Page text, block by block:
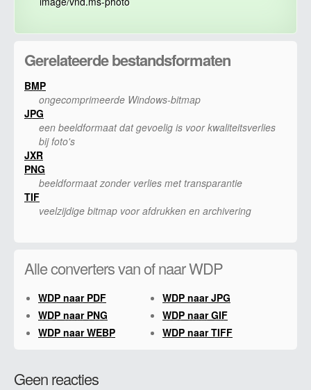
Gerelateerde bestandsformaten
BMP
ongecomprimeerde Windows-bitmap
JPG
een beeldformaat dat gevoelig is voor kwaliteitsverlies
bij foto's
JXR
PNG
beeldformaat zonder verlies met transparantie
TIF
veelzijdige bitmap voor afdrukken en archivering
Alle converters van of naar WDP
WDP naar PDF
WDP naar JPG
WDP naar PNG
WDP naar GIF
WDP naar WEBP
WDP naar TIFF
Geen reacties